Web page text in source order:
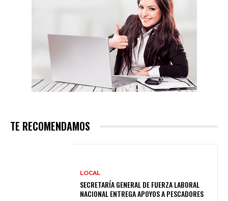
TE RECOMENDAMOS
LOCAL
SECRETARÍA GENERAL DE FUERZA LABORAL
NACIONAL ENTREGA APOYOS A PESCADORES